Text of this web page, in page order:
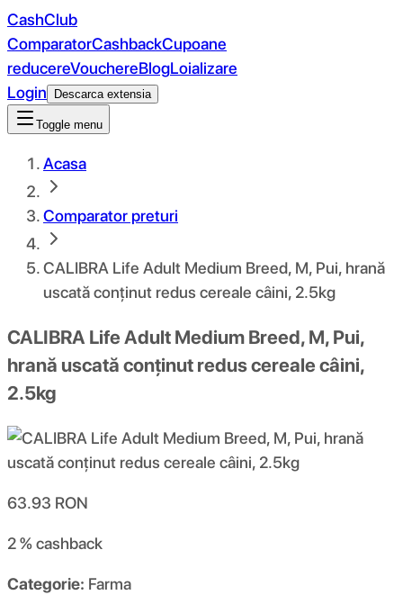
CashClub
ComparatorCashbackCupoane
reducereVouchereBlogLoializare
Login
Descarca extensia
Toggle menu
Acasa
Comparator preturi
CALIBRA Life Adult Medium Breed, M, Pui, hrană
uscată conținut redus cereale câini, 2.5kg
CALIBRA Life Adult Medium Breed, M, Pui,
hrană uscată conținut redus cereale câini,
2.5kg
63.93 RON
2 %cashback
Categorie: Farma